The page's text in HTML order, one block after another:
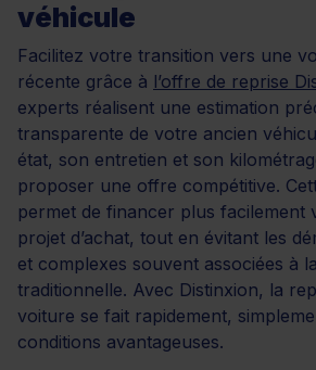
véhicule
Facilitez votre transition vers une
récente grâce à l’offre de reprise
experts réalisent une estimation
transparente de votre ancien
état, son entretien et son
proposer une offre compétitive.
permet de financer plus facilement
projet d’achat, tout en évitant les
et complexes souvent associées à
traditionnelle. Avec Distinxion, la
voiture se fait rapidement,
conditions avantageuses.